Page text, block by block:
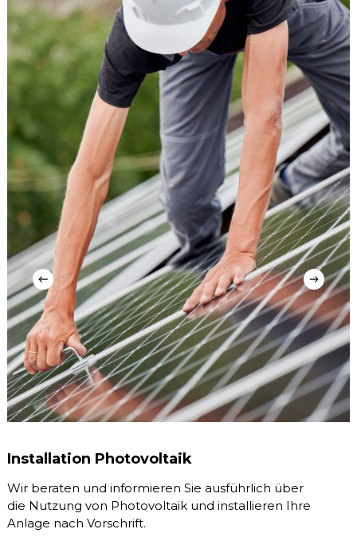
Installation Photovoltaik
Wir beraten und informieren Sie ausführlich über
die Nutzung von Photovoltaik und installieren Ihre
Anlage nach Vorschrift.